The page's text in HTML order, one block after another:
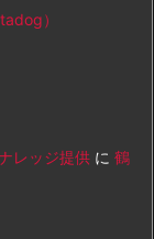
）
レッジ提供 に 鶴